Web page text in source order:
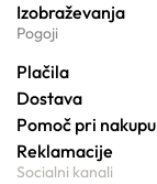
Izobraževanja
Pogoji
Plačila
Dostava
Pomoč pri nakupu
Reklamacije
Socialni kanali